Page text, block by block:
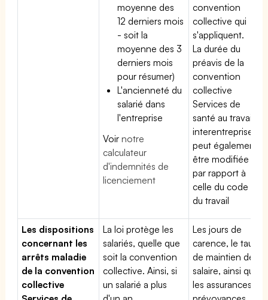
moyenne des
12 derniers mois
- soit la
moyenne des 3
derniers mois
pour résumer)
L'ancienneté du
salarié dans
l'entreprise
Voirnotre
calculateur
d'indemnités de
licenciement
convention
collective qui
s'appliquent.
La durée du
préavis de la
convention
collective
Services de
santé au travail
interentreprises
peut également
être modifiée
par rapport à
celle du code
du travail
Les dispositions
concernant les
arrêts maladie
de la convention
collective
La loi protège les
salariés, quelle que
soit la convention
collective. Ainsi, si
un salarié a plus
Les jours de
carence, le taux
de maintien de
salaire, ainsi que
les assurances